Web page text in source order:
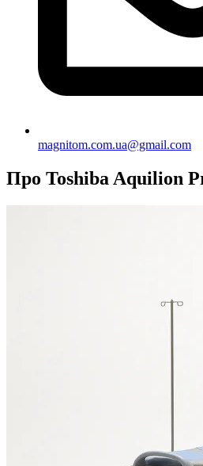
magnitom.com.ua@gmail.com
Про Toshiba Aquilion